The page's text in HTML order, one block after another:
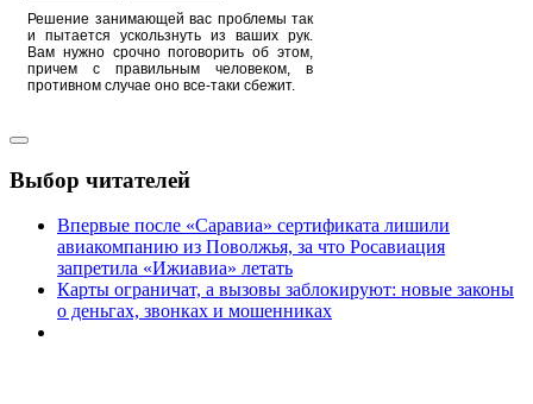
Решение занимающей вас проблемы так
и пытается ускользнуть из ваших рук.
Вам нужно срочно поговорить об этом,
причем с правильным человеком, в
противном случае оно все-таки сбежит.
Выбор читателей
Впервые после «Саравиа» сертификата лишили
авиакомпанию из Поволжья, за что Росавиация
запретила «Ижиавиа» летать
Карты ограничат, а вызовы заблокируют: новые законы
о деньгах, звонках и мошенниках